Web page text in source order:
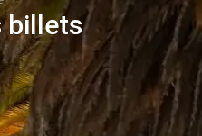
billets
online